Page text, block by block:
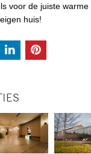
voor de juiste warme
huis!